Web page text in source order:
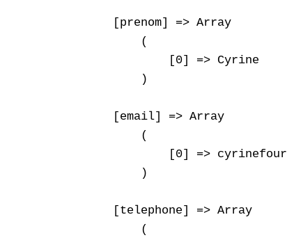
    [prenom] => Array
        (
            [0] => Cyrine
        )
    [email] => Array
        (
[0] =>
        )
    [telephone] => Array
        (